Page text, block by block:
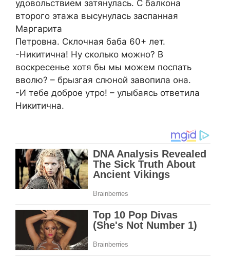
удовольствием затянулась. С балкона
второго этажа высунулась заспанная
Маргарита
Петровна. Склочная баба 60+ лет.
-Никитична! Ну сколько можно? В
воскресенье хотя бы мы можем поспать
вволю? – брызгая слюной завопила она.
-И тебе доброе утро! – улыбаясь ответила
Никитична.